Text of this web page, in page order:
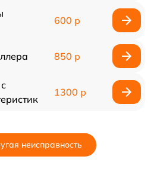
600 р
850 р
1300 р
неисправность